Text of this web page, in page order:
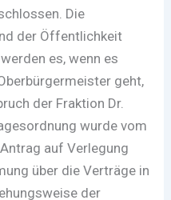
Die
der Öffentlichkeit
es, wenn es
geht,
der Fraktion Dr.
wurde vom
auf Verlegung
über die Verträge in
der